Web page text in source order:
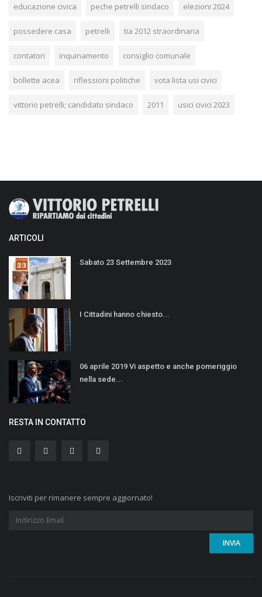
educazione civica peche petrelli sindaco elezioni 2024
possedere casa petrelli tia 2012 straordinaria
contatori inquinamento consiglio comunale
bollette acea riflessioni politiche vota lista usi civici
vittorio petrelli; candidato sindaco 2011 usici civici 2023
ARTICOLI
Sabato 23 Settembre 2023
I Cittadini hanno chiesto...
06 aprile 2019 Vi aspetto e anche pomeriggio
nella sede...
RESTA IN CONTATTO
Iscriviti per rimanere sempre aggiornato!